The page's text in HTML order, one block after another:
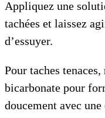
Appliquez une
tachées et laissez
d’essuyer.
Pour taches
bicarbonate pour
doucement avec une